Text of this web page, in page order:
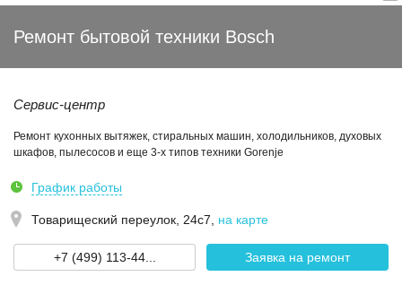
Ремонт бытовой техники Bosch
Сервис-центр
Ремонт кухонных вытяжек, стиральных машин, холодильников, духовых
шкафов, пылесосов и еще 3-х типов техники Gorenje
График работы
Товарищеский переулок, 24с7 на карте
+7 (499) 113-44... Заявка на ремонт